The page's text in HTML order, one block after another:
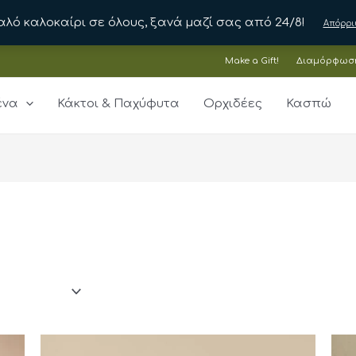
καλοκαίρι σε όλους, ξανά μαζί σας από 24/8!
Make a Gift!
Κάκτοι & Παχύφυτα Ορχιδέες Κασπώ